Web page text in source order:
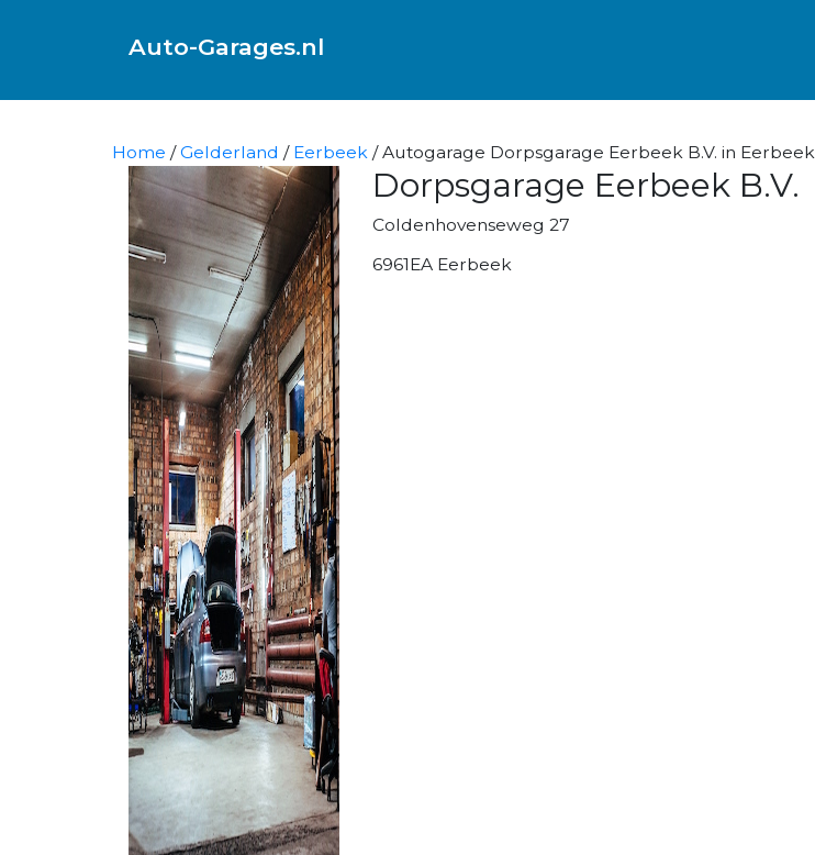
Auto-Garages.nl
Home /Gelderland / Eerbeek / Autogarage Dorpsgarage Eerbeek B.V. in Eerbeek
Dorpsgarage Eerbeek B.V.
Coldenhovenseweg 27
6961EA Eerbeek